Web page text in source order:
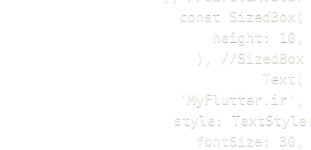
                  const SizedBox(
                    height: 10,
                  ), //SizedBox
                  Text(
                    'MyFlutter.ir',
style:
                      fontSize: 30,